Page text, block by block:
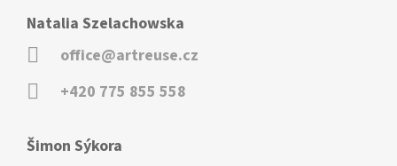
Natalia Szelachowska
office@artreuse.cz
+420 775 855 558
Šimon Sýkora